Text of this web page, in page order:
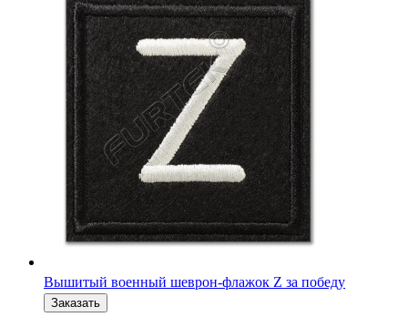
Вышитый военный шеврон на кепку О отважные